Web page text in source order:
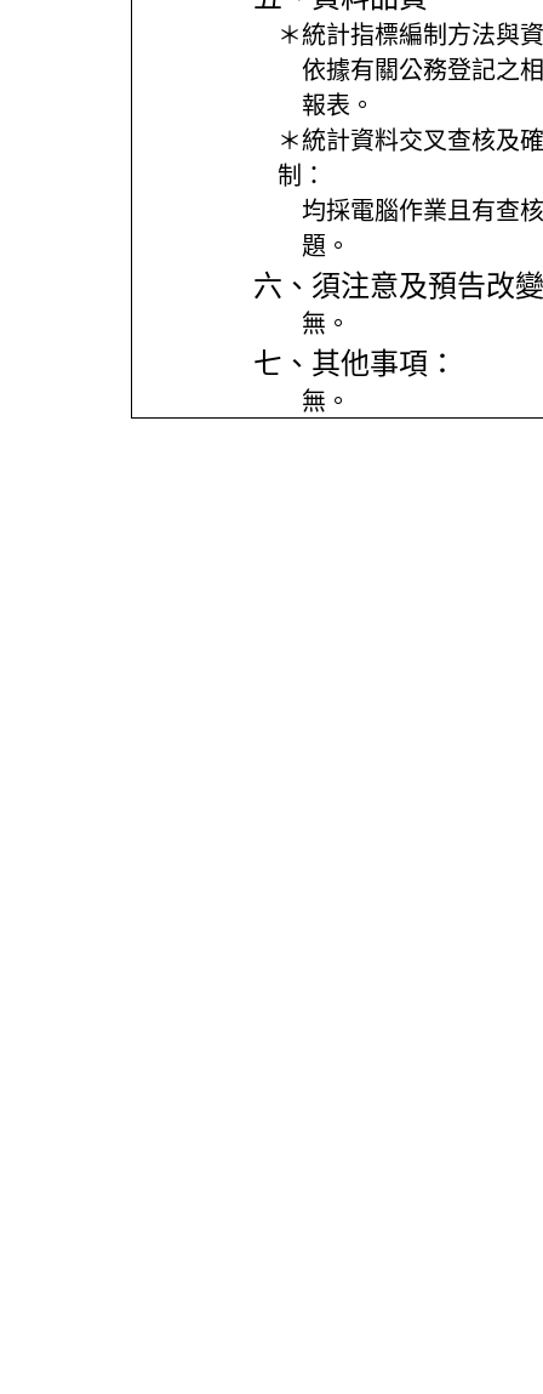
＊統計指標編制方法與
依據有關公務登記之
報表。
＊統計資料交叉查核及
制：
均採電腦作業且有查
題。
六、須注意及預告改
無。
七、其他事項：
無。